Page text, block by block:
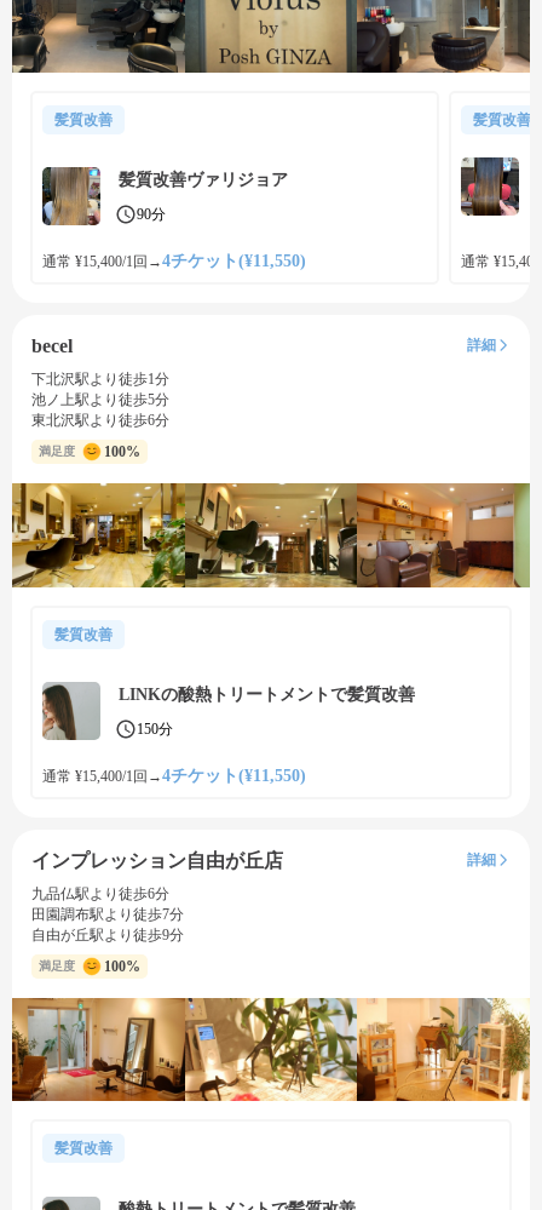
髪質改善
髪質改善ヴァリジョア
90分
通常 ¥15,400/1回 →4チケット(¥11,550)
髪質改善
通常
becel
詳細
下北沢駅より徒歩1分
池ノ上駅より徒歩5分
東北沢駅より徒歩6分
満足度 100%
髪質改善
LINKの酸熱トリートメントで髪質改善
150分
通常 ¥15,400/1回 →4チケット(¥11,550)
インプレッション自由が丘店
詳細
九品仏駅より徒歩6分
田園調布駅より徒歩7分
自由が丘駅より徒歩9分
満足度 100%
髪質改善